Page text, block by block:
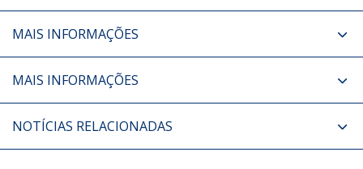
MAIS INFORMAÇÕES
MAIS INFORMAÇÕES
NOTÍCIAS RELACIONADAS